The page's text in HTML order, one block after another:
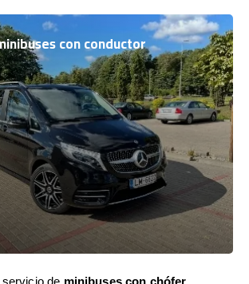
con conductor
de minibuses con chófer